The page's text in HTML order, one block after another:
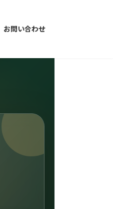
お問い合わせ